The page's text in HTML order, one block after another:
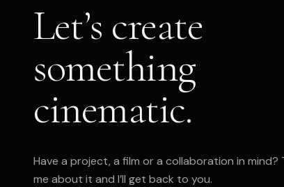
Let’s create
something
cinematic.
Have a project, a film or a collaboration in mind?
me about it and I’ll get back to you.